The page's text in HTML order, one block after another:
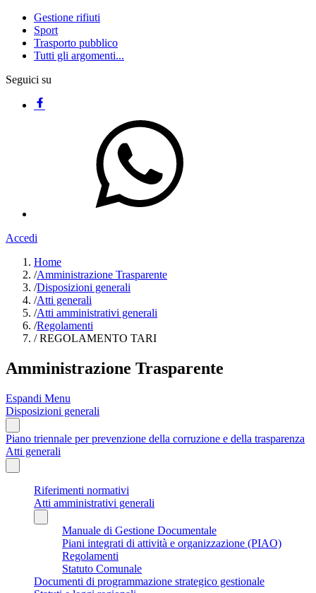
Gestione rifiuti
Sport
Trasporto pubblico
Tutti gli argomenti...
Seguici su
Accedi
Home
/Amministrazione Trasparente
/Disposizioni generali
/Atti generali
/Atti amministrativi generali
/Regolamenti
/REGOLAMENTO TARI
Amministrazione Trasparente
Espandi Menu
Disposizioni generali
Piano triennale per prevenzione della corruzione e della trasparenza
Atti generali
Riferimenti normativi
Atti amministrativi generali
Manuale di Gestione Documentale
Piani integrati di attività e organizzazione (PIAO)
Regolamenti
Statuto Comunale
Documenti di programmazione strategico gestionale